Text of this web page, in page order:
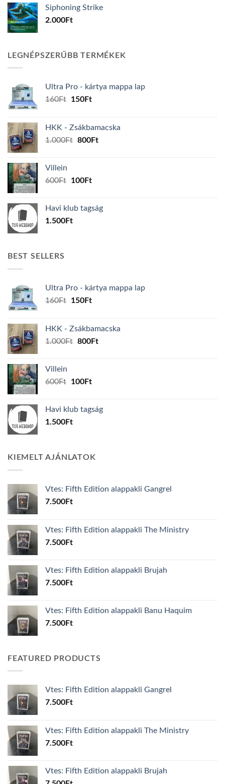
Siphoning Strike
2.000Ft
LEGNÉPSZERŰBB TERMÉKEK
Ultra Pro - kártya mappa lap
160Ft
Original
160Ft.
150FtCurrent
150Ft.
HKK - Zsákbamacska
1.000Ft Original
800FtCurrent
Villein
600Ft
Original
600Ft.
100FtCurrent
100Ft.
Havi klub tagság
1.500Ft
BEST SELLERS
Ultra Pro - kártya mappa lap
160Ft
Original
160Ft.
150FtCurrent
150Ft.
HKK - Zsákbamacska
1.000Ft Original
800FtCurrent
Villein
600Ft
Original
600Ft.
100FtCurrent
100Ft.
Havi klub tagság
1.500Ft
KIEMELT AJÁNLATOK
Vtes: Fifth Edition alappakli Gangrel
7.500Ft
Vtes: Fifth Edition alappakli The Ministry
7.500Ft
Vtes: Fifth Edition alappakli Brujah
7.500Ft
Vtes: Fifth Edition alappakli Banu Haquim
7.500Ft
FEATURED PRODUCTS
Vtes: Fifth Edition alappakli Gangrel
7.500Ft
Vtes: Fifth Edition alappakli The Ministry
7.500Ft
Vtes: Fifth Edition alappakli Brujah